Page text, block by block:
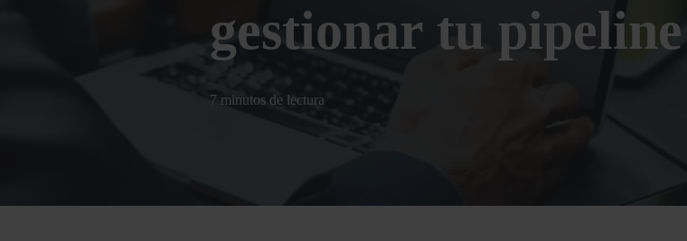
gestionar tu
7 minutos de lectura